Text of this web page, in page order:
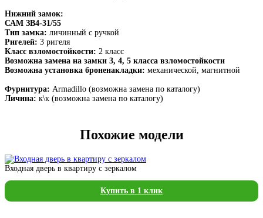
Нижний замок:
САМ ЗВ4-31/55
Тип замка: личинный с ручкой
Ригелей: 3 ригеля
Класс взломостойкости: 2 класс
Возможна замена на замки 3, 4, 5 класса взломостойкости
Возможна установка броненакладки: механической, магнитной
Фурнитура: Armadillo (возможна замена по каталогу)
Личина: к\к (возможна замена по каталогу)
Похожие модели
Входная дверь в квартиру с зеркалом
Купить в 1 клик